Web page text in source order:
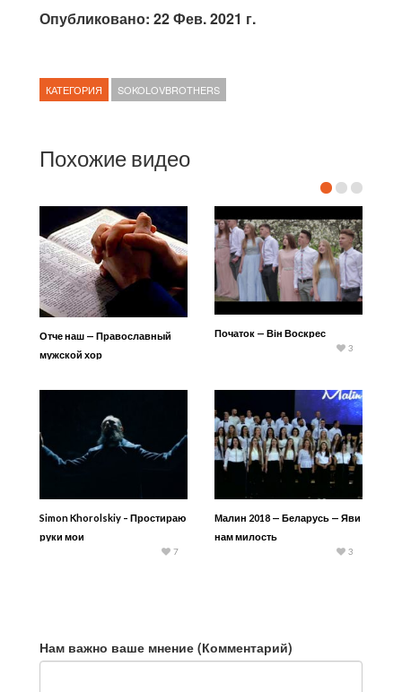
Опубликовано: 22 Фев. 2021 г.
КАТЕГОРИЯ SOKOLOVBROTHERS
Похожие видео
Отче наш — Православный
мужской хор
Початок — Він Воскрес
3
Simon Khorolskiy – Простираю
руки мои
7
Малин 2018 — Беларусь — Яви
нам милость
3
Нам важно ваше мнение (Комментарий)